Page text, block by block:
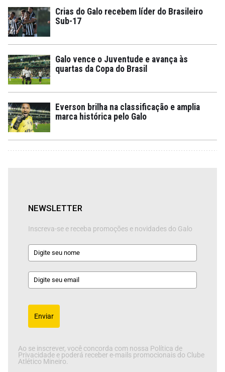
Crias do Galo recebem líder do Brasileiro
Sub-17
Galo vence o Juventude e avança às
quartas da Copa do Brasil
Everson brilha na classificação e amplia
marca histórica pelo Galo
NEWSLETTER
Inscreva-se e receba promoções e novidades do Galo
Enviar
Ao se inscrever, você concorda com nossa Política de
Privacidade e poderá receber e-mails promocionais do Clube
Atlético Mineiro.